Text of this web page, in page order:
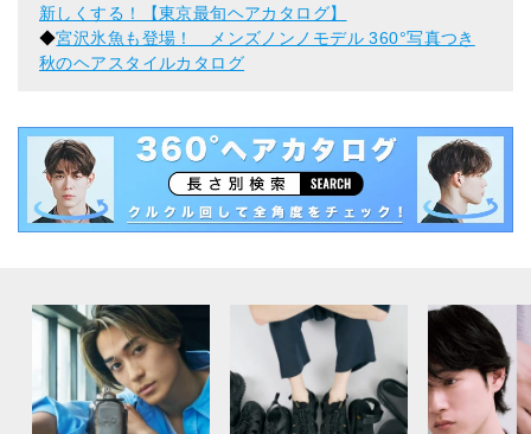
新しくする！【東京最旬ヘアカタログ】
◆宮沢氷魚も登場！ メンズノンノモデル 360°写真つき
秋のヘアスタイルカタログ